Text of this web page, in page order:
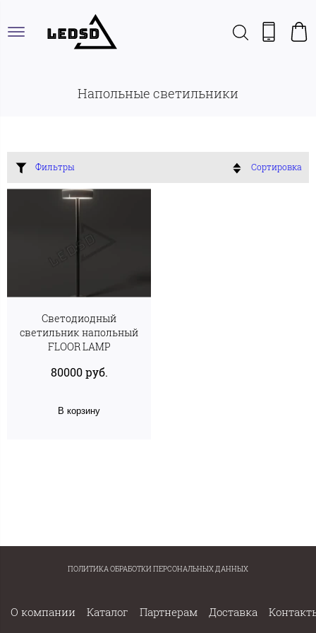
Напольные светильники
Фильтры Сортировка
Светодиодный
светильник напольный
FLOOR LAMP
80000 руб.
В корзину
ПОЛИТИКА ОБРАБОТКИ ПЕРСОНАЛЬНЫХ ДАННЫХ
О компании Каталог Партнерам Доставка